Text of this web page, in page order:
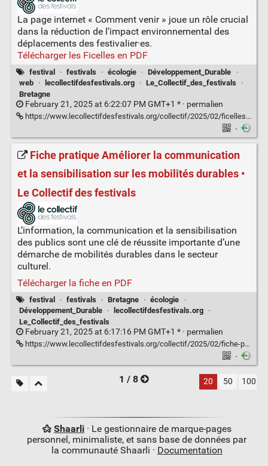
La page internet « Comment venir » joue un rôle crucial
dans la réduction de l’impact environnemental des
déplacements des festivalier·es.
Télécharger les Ficelles en PDF
festival · festivals · écologie · Développement_Durable
·
web
· lecollectifdesfestivals.org · Le_Collectif_des_festivals
·
Bretagne
February 21, 2025 at 6:22:07 PM GMT+1 * · permalien
https://www.lecollectifdesfestivals.org/collectif/2025/02/ficelles-construire-sa-page-web-comment-venir-au-festival/
·
Fiche pratique Améliorer la communication
et la sensibilisation sur les mobilités durables •
Le Collectif des festivals
L’information, la communication et la sensibilisation
des publics sont une clé de réussite importante d’une
démarche de mobilités durables dans le secteur
culturel.
Télécharger la fiche en PDF
festival · festivals · Bretagne · écologie
·
Développement_Durable
· lecollectifdesfestivals.org
·
Le_Collectif_des_festivals
February 21, 2025 at 6:17:16 PM GMT+1 * · permalien
https://www.lecollectifdesfestivals.org/collectif/2025/02/fiche-pratique-ameliorer-la-communication-et-la-sensibilisation-sur-les-mobilites-durables/
·
1 / 8
20 50 100
Shaarli· Le gestionnaire de marque-pages
personnel, minimaliste, et sans base de données par
la communauté Shaarli · Documentation